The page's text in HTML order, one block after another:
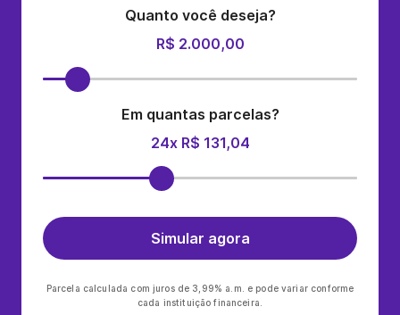
Quanto você deseja?
R$ 2.000,00
Em quantas parcelas?
24x R$ 131,04
Simular agora
Parcela calculada com juros de 3,99% a.m. e pode variar conforme
cada instituição financeira.